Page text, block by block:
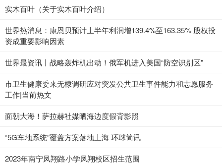
实木百叶（关于实木百叶介绍）
世界热消息：康恩贝预计上半年利润增139.4%至163.35% 股权投
资成重要影响因素
世界最资讯丨战略轰炸机出动！俄军机进入美国“防空识别区”
市卫生健康委来无棣调研应对突发公共卫生事件能力和志愿服务
工作|当前热文
面朝大海！萨拉赫社媒晒海边度假背影照
“5G车地系统”覆盖方案落地上海 环球简讯
2023年南宁凤翔路小学凤翔校区招生范围